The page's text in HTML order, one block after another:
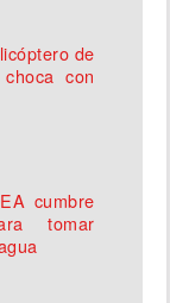
de
con
cumbre
tomar